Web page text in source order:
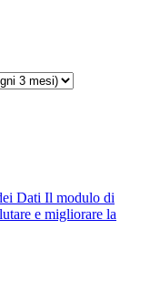
Dati Il modulo di
e migliorare la